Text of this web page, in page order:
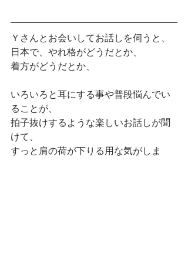
Ｙさんとお会いしてお話しを伺うと、
日本で、やれ格がどうだとか、
着方がどうだとか、
いろいろと耳にする事や普段悩んでい
ることが、
拍子抜けするような楽しいお話しが聞
けて、
すっと肩の荷が下りる用な気がしま